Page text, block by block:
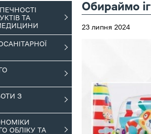
ТА
З
ОБЛІКУ ТА
Обираймо
23 липня 2024